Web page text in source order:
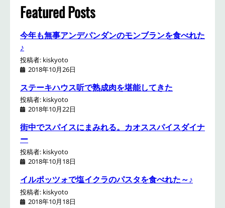
h
Featured Posts
今年も無事アンデパンダンのモンブランを食べれた
♪
投稿者: kiskyoto
2018年10月26日
ステーキハウス听で熟成肉を堪能してきた
投稿者: kiskyoto
2018年10月22日
街中でスパイスにまみれる。カオススパイスダイナ
ー
投稿者: kiskyoto
2018年10月18日
イルポッツォで塩イクラのパスタを食べれた～♪
投稿者: kiskyoto
2018年10月18日